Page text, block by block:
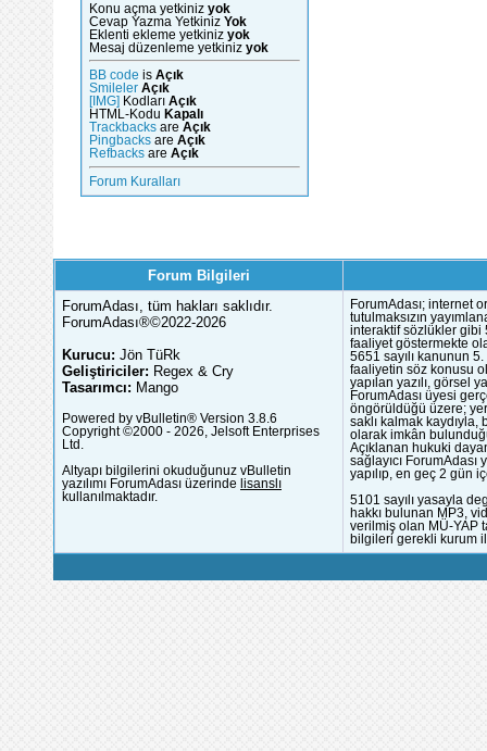
Konu açma yetkiniz yok
Cevap Yazma Yetkiniz Yok
Eklenti ekleme yetkiniz yok
Mesaj düzenleme yetkiniz yok
BB code is Açık
Smileler Açık
[IMG]
Kodları Açık
HTML-Kodu Kapalı
Trackbacks are Açık
Pingbacks are Açık
Refbacks are Açık
Forum Kuralları
Forum Bilgileri
ForumAdası, tüm hakları saklıdır.
ForumAdası®©2022-2026
Kurucu: Jön TüRk
Geliştiriciler: Regex & Cry
Tasarımcı: Mango
Powered by vBulletin® Version 3.8.6
Copyright ©2000 - 2026, Jelsoft Enterprises
Ltd.
Altyapı bilgilerini okuduğunuz vBulletin
yazılımı ForumAdası üzerinde lisanslı
kullanılmaktadır.
ForumAdası; internet
tutulmaksızın
interaktif sözlükler gibi
faaliyet göstermekte
5651 sayılı kanunun
faaliyetin söz konusu
yapılan yazılı, görsel
ForumAdası üyesi
öngörüldüğü üzere;
saklı kalmak
olarak imkân
Açıklanan hukuki
sağlayıcı
yapılıp, en geç 2 gün
5101 sayılı yasayla
hakkı bulunan MP3,
verilmiş olan MÜ-YAP
bilgileri gerekli kurum